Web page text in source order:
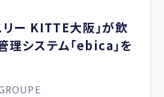
リー KITTE大阪」が飲
システム「ebica」を